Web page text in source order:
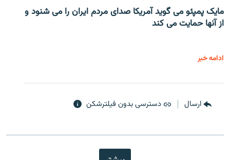
مایک پمپئو می گوید آمریکا صدای مردم ایران را می شنود و
از آنها حمایت می کند
ادامه خبر
ارسال دسترسی بدون فیلترشکن